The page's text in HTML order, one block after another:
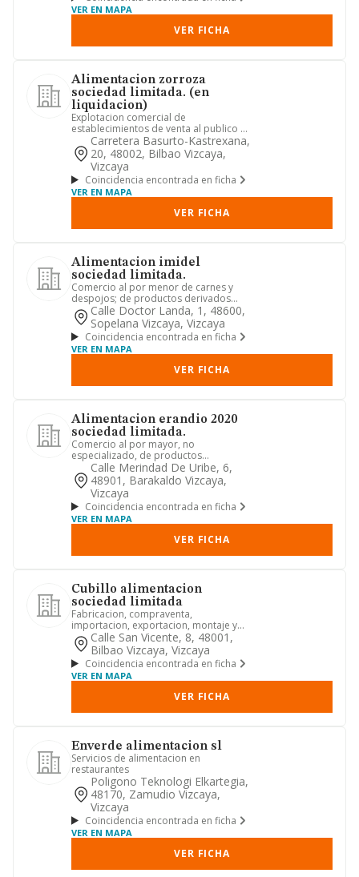
VER EN MAPA
VER FICHA
Alimentacion zorroza
sociedad limitada. (en
liquidacion)
Explotacion comercial de
establecimientos de venta al publico al
por menor y suministro de articulo...
Carretera Basurto-Kastrexana,
20, 48002, Bilbao Vizcaya,
Vizcaya
Coincidencia encontrada en ficha
VER EN MAPA
VER FICHA
Alimentacion imidel
sociedad limitada.
Comercio al por menor de carnes y
despojos; de productos derivados
carnicos elaborados; de huevos, ...
Calle Doctor Landa, 1, 48600,
Sopelana Vizcaya, Vizcaya
Coincidencia encontrada en ficha
VER EN MAPA
VER FICHA
Alimentacion erandio 2020
sociedad limitada.
Comercio al por mayor, no
especializado, de productos
alimenticios, bebidas y tabaco
Calle Merindad De Uribe, 6,
48901, Barakaldo Vizcaya,
Vizcaya
Coincidencia encontrada en ficha
VER EN MAPA
VER FICHA
Cubillo alimentacion
sociedad limitada
Fabricacion, compraventa,
importacion, exportacion, montaje y
comercializacion de muebles y obras
d...
Calle San Vicente, 8, 48001,
Bilbao Vizcaya, Vizcaya
Coincidencia encontrada en ficha
VER EN MAPA
VER FICHA
Enverde alimentacion sl
Servicios de alimentacion en
restaurantes
Poligono Teknologi Elkartegia,
48170, Zamudio Vizcaya,
Vizcaya
Coincidencia encontrada en ficha
VER EN MAPA
VER FICHA